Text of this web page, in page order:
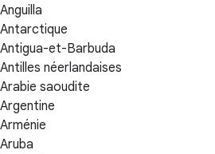
Anguilla
Antarctique
Antigua-et-Barbuda
Antilles néerlandaises
Arabie saoudite
Argentine
Arménie
Aruba